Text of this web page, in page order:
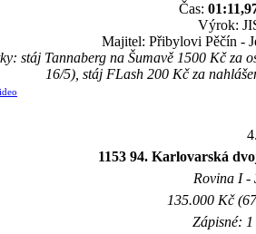
Čas:
Výrok:
Majitel: Přibylovi Pěčín -
stáj Tannaberg na Šumavě 1500 Kč za
16/5), stáj FLash 200 Kč za
1153 94. Karlovarská
Rovina I -
135.000 Kč
Zápisné: